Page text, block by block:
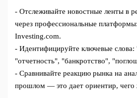
- Отслеживайте новостные ленты в
через профессиональные
Investing.com.
- Идентифицируйте ключевые слова:
"отчетность", "банкротство",
- Сравнивайте реакцию рынка на
прошлом — это дает ориентир, чего